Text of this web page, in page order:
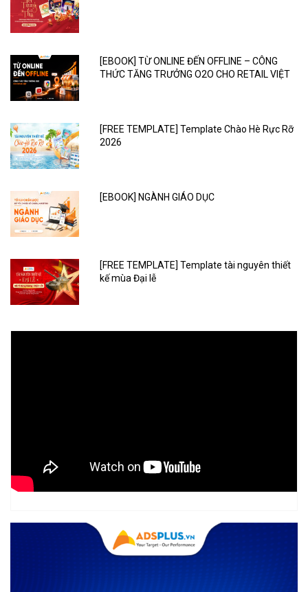
[EBOOK] TỪ ONLINE ĐẾN OFFLINE – CÔNG
THỨC TĂNG TRƯỞNG O2O CHO RETAIL VIỆT
[FREE TEMPLATE] Template Chào Hè Rực Rỡ
2026
[EBOOK] NGÀNH GIÁO DỤC
[FREE TEMPLATE] Template tài nguyên thiết
kế mùa Đại lễ